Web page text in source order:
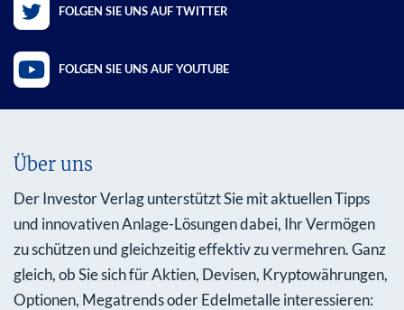
FOLGEN SIE UNS AUF TWITTER
FOLGEN SIE UNS AUF YOUTUBE
Über uns
Der Investor Verlag unterstützt Sie mit aktuellen Tipps
und innovativen Anlage-Lösungen dabei, Ihr Vermögen
zu schützen und gleichzeitig effektiv zu vermehren. Ganz
gleich, ob Sie sich für Aktien, Devisen, Kryptowährungen,
Optionen, Megatrends oder Edelmetalle interessieren: